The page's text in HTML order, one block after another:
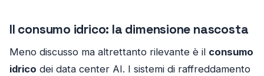
Il consumo idrico: la dimensione nascosta
Meno discusso ma altrettanto rilevante è il consumo
idrico dei data center AI. I sistemi di raffreddamento